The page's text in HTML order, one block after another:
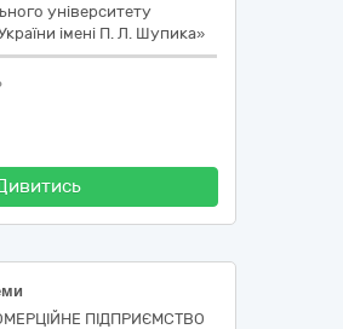
університету
імені П. Л. Шупика»
ПІДПРИЄМСТВО